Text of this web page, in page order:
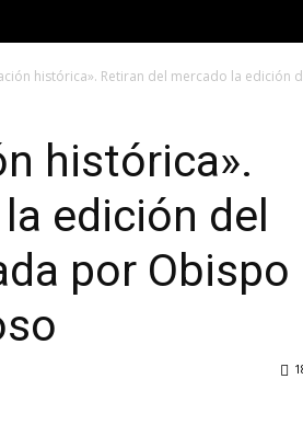
histórica». Retiran del mercado la edición
histórica».
edición del
por Obispo